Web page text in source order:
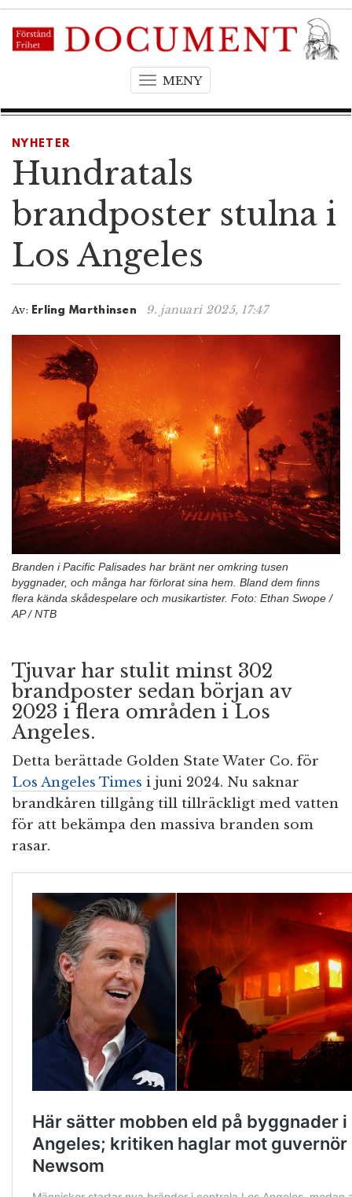
MENYT
g
a
t
o
NYHETER
Hundratals
brandposter stulna i
Los Angeles
Av: Erling Marthinsen 9. januari 2025, 17:47
Branden i Pacific Palisades har bränt ner omkring tusen
byggnader, och många har förlorat sina hem. Bland dem finns
flera kända skådespelare och musikartister. Foto: Ethan Swope /
AP / NTB
Tjuvar har stulit minst 302
brandposter sedan början av
2023 i flera områden i Los
Angeles.
Detta berättade Golden State Water Co. för
Los Angeles Times i juni 2024. Nu saknar
brandkåren tillgång till tillräckligt med vatten
för att bekämpa den massiva branden som
rasar.